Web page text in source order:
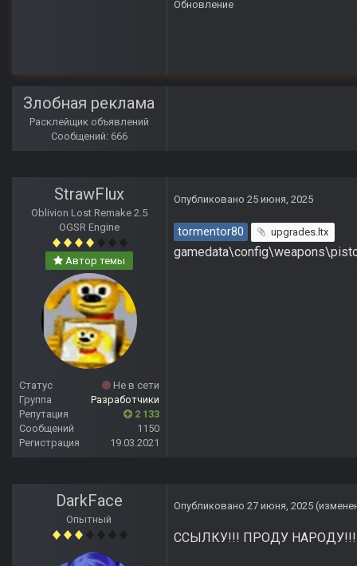
Обновление
Злобная реклама
Расклейщик объявлений
Сообщений: 666
StrawFlux
Oblivion Lost Remake 2.5
OGSR Engine
Автор темы
Статус
Не в сети
Группа
Разработчики
Репутация
2 133
Сообщений
1150
Регистрация
19.03.2021
Опубликовано 25 июня, 2025
tormentor80 upgrades.ltx
DarkFace
Опытный
Опубликовано 27 июня, 2025
ССЫЛКУ!!! ПРОДУ НАРОДУ!!!